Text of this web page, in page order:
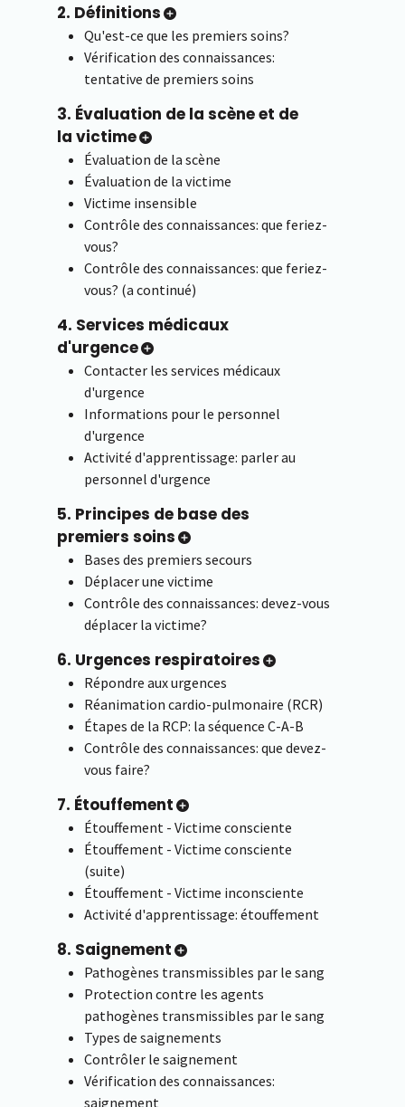
2. Définitions
Qu'est-ce que les premiers soins?
Vérification des connaissances:
tentative de premiers soins
3. Évaluation de la scène et de
la victime
Évaluation de la scène
Évaluation de la victime
Victime insensible
Contrôle des connaissances: que feriez-
vous?
Contrôle des connaissances: que feriez-
vous? (a continué)
4. Services médicaux
d'urgence
Contacter les services médicaux
d'urgence
Informations pour le personnel
d'urgence
Activité d'apprentissage: parler au
personnel d'urgence
5. Principes de base des
premiers soins
Bases des premiers secours
Déplacer une victime
Contrôle des connaissances: devez-vous
déplacer la victime?
6. Urgences respiratoires
Répondre aux urgences
Réanimation cardio-pulmonaire (RCR)
Étapes de la RCP: la séquence C-A-B
Contrôle des connaissances: que devez-
vous faire?
7. Étouffement
Étouffement - Victime consciente
Étouffement - Victime consciente
(suite)
Étouffement - Victime inconsciente
Activité d'apprentissage: étouffement
8. Saignement
Pathogènes transmissibles par le sang
Protection contre les agents
pathogènes transmissibles par le sang
Types de saignements
Contrôler le saignement
Vérification des connaissances:
saignement